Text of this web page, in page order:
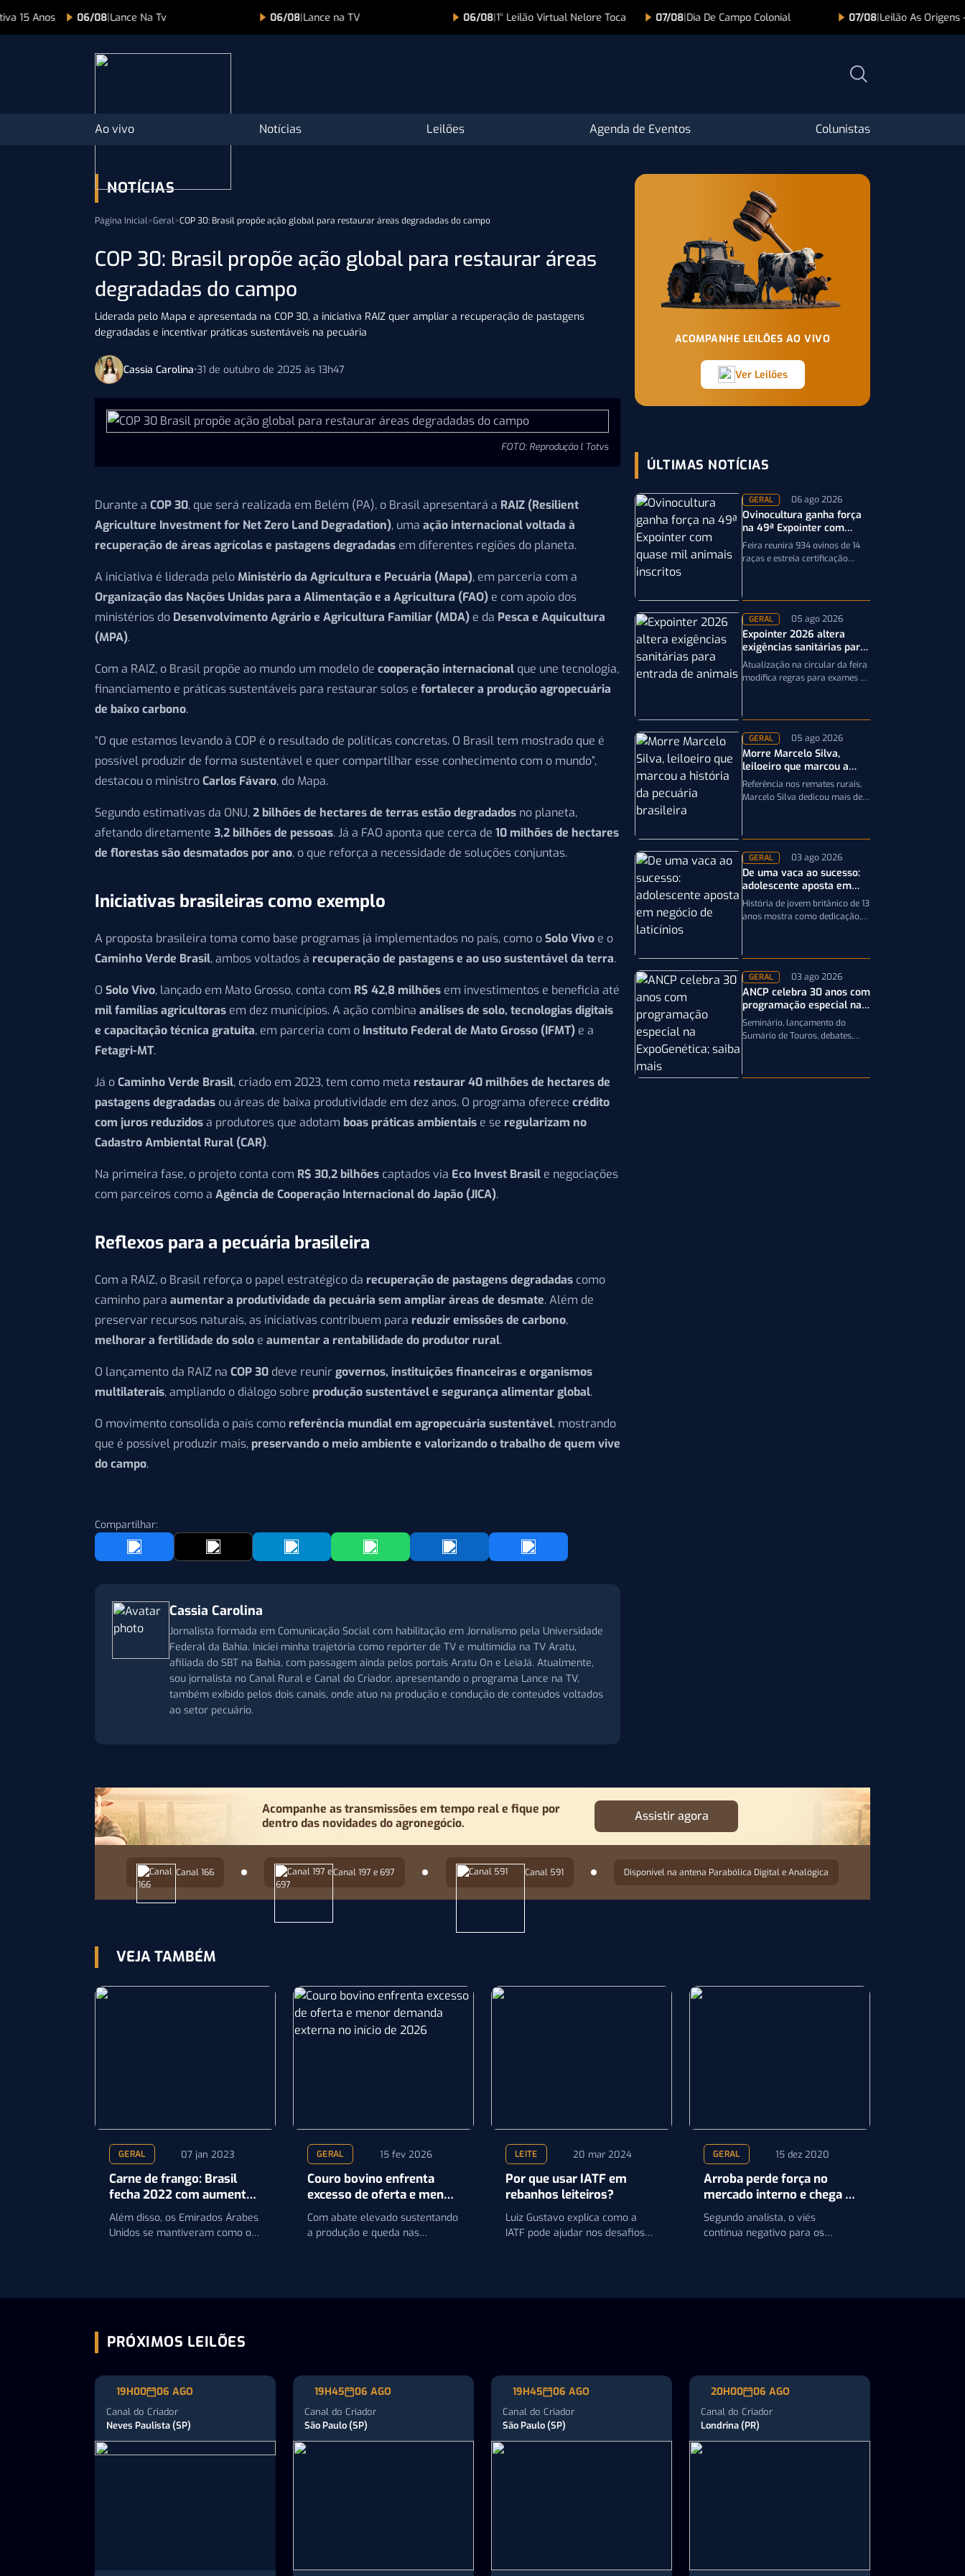
15 Anos 06/08|Lance Na Tv 06/08|Lance na TV 06/08|1° Leilão Virtual Nelore Toca 07/08|Dia De Campo Colonial 07/08|Leilão As Origens
Ao vivo Notícias Leilões Agenda de Eventos Colunistas
NOTÍCIAS
Página Inicial>Geral>COP 30: Brasil propõe ação global para restaurar áreas degradadas do campo
COP 30: Brasil propõe ação global para restaurar áreas
degradadas do campo
Liderada pelo Mapa e apresentada na COP 30, a iniciativa RAIZ quer ampliar a recuperação de pastagens
degradadas e incentivar práticas sustentáveis na pecuária
Cassia Carolina•31 de outubro de 2025 às 13h47
FOTO: Reprodução l Totvs
Durante a COP 30, que será realizada em Belém (PA), o Brasil apresentará a RAIZ (Resilient
Agriculture Investment for Net Zero Land Degradation), uma ação internacional voltada à
recuperação de áreas agrícolas e pastagens degradadas em diferentes regiões do planeta.
A iniciativa é liderada peloMinistério da Agricultura e Pecuária (Mapa), em parceria com a
Organização das Nações Unidas para a Alimentação e a Agricultura (FAO) e com apoio dos
ministérios do Desenvolvimento Agrário e Agricultura Familiar (MDA) e da Pesca e Aquicultura
(MPA).
Com a RAIZ, o Brasil propõe ao mundo um modelo de cooperação internacional que une tecnologia,
financiamento e práticas sustentáveis para restaurar solos e fortalecer a produção agropecuária
de baixo carbono.
“O que estamos levando à COP é o resultado de políticas concretas. O Brasil tem mostrado que é
possível produzir de forma sustentável e quer compartilhar esse conhecimento com o mundo”,
destacou o ministroCarlos Fávaro, do Mapa.
Segundo estimativas da ONU,2 bilhões de hectares de terras estão degradados no planeta,
afetando diretamente 3,2 bilhões de pessoas. Já a FAO aponta que cerca de 10 milhões de hectares
de florestas são desmatados por ano, o que reforça a necessidade de soluções conjuntas.
Iniciativas brasileiras como exemplo
A proposta brasileira toma como base programas já implementados no país, como oSolo Vivo e o
Caminho Verde Brasil, ambos voltados à recuperação de pastagens e ao uso sustentável da terra.
O Solo Vivo, lançado em Mato Grosso, conta com R$ 42,8 milhões em investimentos e beneficia até
mil famílias agricultoras em dez municípios. A ação combina análises de solo, tecnologias digitais
e capacitação técnica gratuita, em parceria com o Instituto Federal de Mato Grosso (IFMT) e a
Fetagri-MT.
Já oCaminho Verde Brasil, criado em 2023, tem como meta restaurar 40 milhões de hectares de
pastagens degradadas ou áreas de baixa produtividade em dez anos. O programa oferece crédito
com juros reduzidosa produtores que adotam boas práticas ambientais e se regularizam no
Cadastro Ambiental Rural (CAR).
Na primeira fase, o projeto conta com R$ 30,2 bilhões captados via Eco Invest Brasil e negociações
com parceiros como a Agência de Cooperação Internacional do Japão (JICA).
Reflexos para a pecuária brasileira
Com a RAIZ, o Brasil reforça o papel estratégico da recuperação de pastagens degradadas como
caminho para aumentar a produtividade da pecuária sem ampliar áreas de desmate. Além de
preservar recursos naturais, as iniciativas contribuem para reduzir emissões de carbono,
melhorar a fertilidade do solo e aumentar a rentabilidade do produtor rural.
O lançamento da RAIZ na COP 30 deve reunirgovernos, instituições financeiras e organismos
multilaterais, ampliando o diálogo sobre produção sustentável e segurança alimentar global.
O movimento consolida o país como referência mundial em agropecuária sustentável, mostrando
que é possível produzir mais, preservando o meio ambiente e valorizando o trabalho de quem vive
do campo.
Compartilhar:
Cassia Carolina
Jornalista formada em Comunicação Social com habilitação em Jornalismo pela Universidade
Federal da Bahia. Iniciei minha trajetória como repórter de TV e multimídia na TV Aratu,
afiliada do SBT na Bahia, com passagem ainda pelos portais Aratu On e LeiaJá. Atualmente,
sou jornalista no Canal Rural e Canal do Criador, apresentando o programa Lance na TV,
também exibido pelos dois canais, onde atuo na produção e condução de conteúdos voltados
ao setor pecuário.
ACOMPANHE LEILÕES AO VIVO
Ver Leilões
ÚLTIMAS NOTÍCIAS
GERAL 06 ago 2026
Ovinocultura ganha força
na 49ª Expointer com
quase mil animais
inscritos
Feira reunirá 934 ovinos de 14
raças e estreia certificação
GERAL 05 ago 2026
Expointer 2026 altera
exigências sanitárias para
entrada de animais;
entenda
Atualização na circular da feira
modifica regras para exames e
Expointer 2026
GERAL 05 ago 2026
Morre Marcelo Silva,
leiloeiro que marcou a
história da pecuária
brasileira
Referência nos remates rurais,
Marcelo Silva dedicou mais de
Crioulos,…
GERAL 03 ago 2026
De uma vaca ao sucesso:
adolescente aposta em
negócio de laticínios
História de jovem britânico de 13
anos mostra como dedicação,
transformar uma única…
GERAL 03 ago 2026
ANCP celebra 30 anos com
programação especial na
ExpoGenética; saiba mais
Seminário, lançamento do
Sumário de Touros, debates,
programação da entidade
Acompanhe as transmissões em tempo real e fique por
dentro das novidades do agronegócio.
Assistir agora
Canal 166 Canal 197 e 697 Canal 591 Disponível na antena Parabólica Digital e Analógica
VEJA TAMBÉM
GERAL 07 jan 2023
Carne de frango: Brasil
fecha 2022 com aumento
na receita em exportações
para Catar e Singapura
Além disso, os Emirados Árabes
Unidos se mantiveram como os
GERAL 15 fev 2026
Couro bovino enfrenta
excesso de oferta e menor
demanda externa no início
de 2026
Com abate elevado sustentando
a produção e queda nas
LEITE 20 mar 2024
Por que usar IATF em
rebanhos leiteiros?
Luiz Gustavo explica como a
IATF pode ajudar nos desafios
GERAL 15 dez 2020
Arroba perde força no
mercado interno e chega a
R$ 245 em São Paulo
Segundo analista, o viés
continua negativo para os
PRÓXIMOS LEILÕES
19H00 06 AGO
Canal do Criador
Neves Paulista (SP)
19H45 06 AGO
Canal do Criador
São Paulo (SP)
19H45 06 AGO
Canal do Criador
São Paulo (SP)
20H00 06 AGO
Canal do Criador
Londrina (PR)